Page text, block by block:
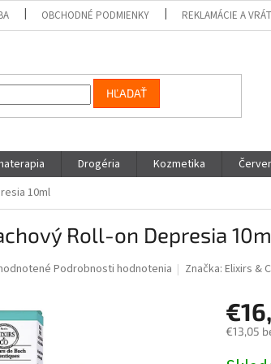
OBCHODNÉ PODMIENKY REKLAMÁCIE A
HĽADAŤ
Drogéria Kozmetika
10ml
Roll-on Depresia
Podrobnosti hodnotenia Značka:Elixirs &
€13,05